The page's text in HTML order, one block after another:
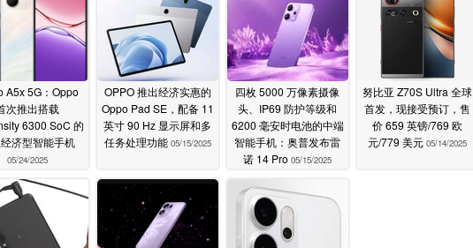
A5x 5G：Oppo
次推出搭载
6300 SoC 的
济型智能手机
05/24/2025
OPPO 推出经济实惠的
Oppo Pad SE，配备 11
英寸 90 Hz 显示屏和多
任务处理功能 05/15/2025
四枚 5000 万像素摄像
头、IP69 防护等级和
6200 毫安时电池的中端
智能手机：奥普发布雷
诺 14 Pro 05/15/2025
努比亚 Z70S Ultra 全球
首发，现接受预订，售
价 659 英镑/769 欧
元/779 美元 05/14/2025